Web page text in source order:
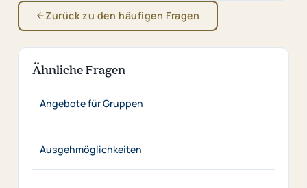
Zurück zu den häufigen Fragen
Ähnliche Fragen
Angebote für Gruppen
Ausgehmöglichkeiten